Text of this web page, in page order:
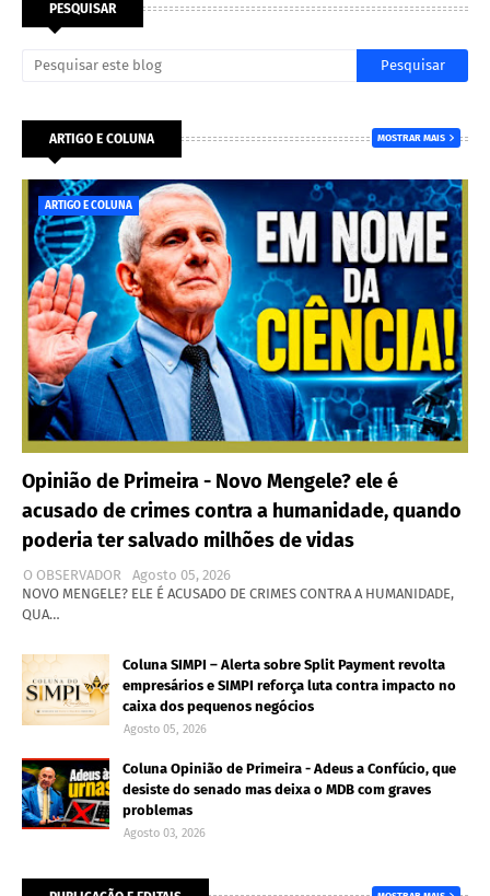
PESQUISAR
ARTIGO E COLUNA MOSTRAR MAIS
ARTIGO E COLUNA
Opinião de Primeira - Novo Mengele? ele é
acusado de crimes contra a humanidade, quando
poderia ter salvado milhões de vidas
O OBSERVADOR
Agosto 05, 2026
NOVO MENGELE? ELE É ACUSADO DE CRIMES CONTRA A HUMANIDADE,
QUA…
Coluna SIMPI – Alerta sobre Split Payment revolta
empresários e SIMPI reforça luta contra impacto no
caixa dos pequenos negócios
Agosto 05, 2026
Coluna Opinião de Primeira - Adeus a Confúcio, que
desiste do senado mas deixa o MDB com graves
problemas
Agosto 03, 2026